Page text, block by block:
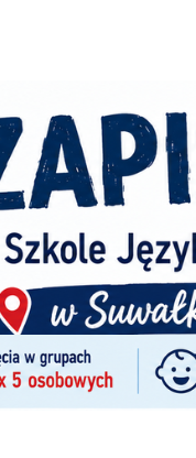
jeszcze wpisów do tej
do informatora